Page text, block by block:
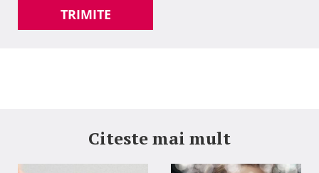
TRIMITE
Citeste mai mult